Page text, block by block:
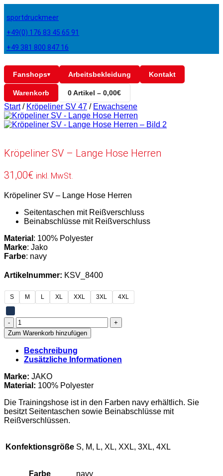
sportdruckmeer
+49(0) 176 83 45 65 91
+49 381 800 847 16
Fanshops▾ Arbeitsbekleidung Kontakt
Warenkorb 0 Artikel – 0,00€
Start / Kröpeliner SV 47 / Erwachsene
Kröpeliner SV – Lange Hose Herren
31,00€ inkl. MwSt.
Kröpeliner SV – Lange Hose Herren
Seitentaschen mit Reißverschluss
Beinabschlüsse mit Reißverschluss
Material : 100% Polyester
Marke: Jako
Farbe: navy
Artikelnummer: KSV_8400
S M L XL XXL 3XL 4XL
Kröpeliner
SV
-
Lange
Hose
Herren
Menge
Zum Warenkorb hinzufügen
Beschreibung
Zusätzliche Informationen
Marke: JAKO
Material: 100% Polyester
Die Trainingshose ist in den Farben navy erhältlich. Sie
besitzt Seitentaschen sowie Beinabschlüsse mit
Reißverschlüssen.
Konfektionsgröße S, M, L, XL, XXL, 3XL, 4XL
Farbe navy